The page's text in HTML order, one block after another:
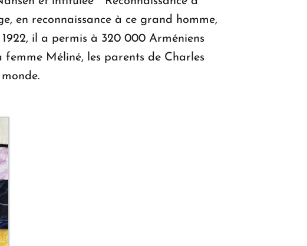
en reconnaissance à ce grand homme,
il a permis à 320 000 Arméniens
Méliné, les parents de Charles